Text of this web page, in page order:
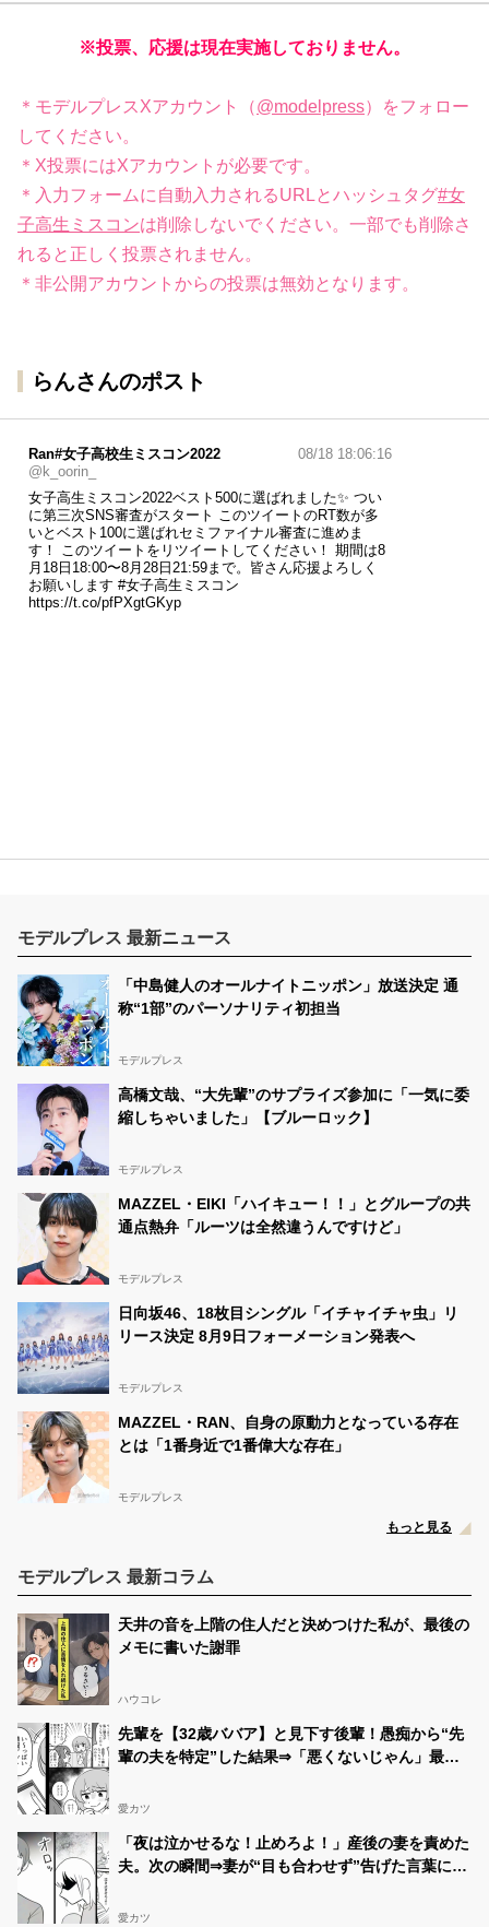
※投票、応援は現在実施しておりません。
＊モデルプレスXアカウント（@modelpress）をフォロー
してください。
＊X投票にはXアカウントが必要です。
＊入力フォームに自動入力されるURLとハッシュタグ#女
子高生ミスコンは削除しないでください。一部でも削除さ
れると正しく投票されません。
＊非公開アカウントからの投票は無効となります。
らんさんのポスト
Ran#女子高校生ミスコン2022
@k_oorin_
08/18 18:06:16
女子高生ミスコン2022ベスト500に選ばれました✨ つい
に第三次SNS審査がスタート このツイートのRT数が多
いとベスト100に選ばれセミファイナル審査に進めま
す！ このツイートをリツイートしてください！ 期間は8
月18日18:00〜8月28日21:59まで。皆さん応援よろしく
お願いします #女子高生ミスコン
https://t.co/pfPXgtGKyp
モデルプレス 最新ニュース
「中島健人のオールナイトニッポン」放送決定 通
称“1部”のパーソナリティ初担当
モデルプレス
高橋文哉、“大先輩”のサプライズ参加に「一気に委
縮しちゃいました」【ブルーロック】
モデルプレス
MAZZEL・EIKI「ハイキュー！！」とグループの共
通点熱弁「ルーツは全然違うんですけど」
モデルプレス
日向坂46、18枚目シングル「イチャイチャ虫」リ
リース決定 8月9日フォーメーション発表へ
モデルプレス
MAZZEL・RAN、自身の原動力となっている存在
とは「1番身近で1番偉大な存在」
モデルプレス
もっと見る
モデルプレス 最新コラム
天井の音を上階の住人だと決めつけた私が、最後の
メモに書いた謝罪
ハウコレ
先輩を【32歳ババア】と見下す後輩！愚痴から“先
輩の夫を特定”した結果⇒「悪くないじゃん」最悪
愛カツ
「夜は泣かせるな！止めろよ！」産後の妻を責めた
夫。次の瞬間⇒妻が“目も合わせず”告げた言葉に…
愛カツ